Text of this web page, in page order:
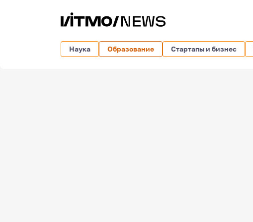
Наука Образование Стартапы и бизнес